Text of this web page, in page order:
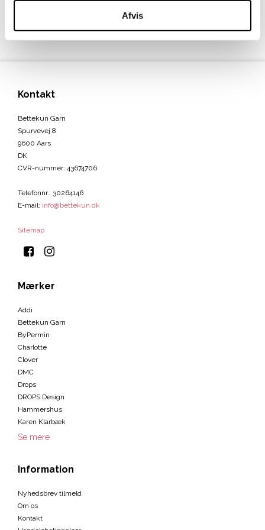
Afvis
Kontakt
Bettekun Garn
Spurvevej 8
9600 Aars
DK
CVR-nummer: 43674706
Telefonnr.: 30264146
E-mail: info@bettekun.dk
Sitemap
Mærker
Addi
Bettekun Garn
ByPermin
Charlotte
Clover
DMC
Drops
DROPS Design
Hammershus
Karen Klarbæk
Se mere
Information
Nyhedsbrev tilmeld
Om os
Kontakt